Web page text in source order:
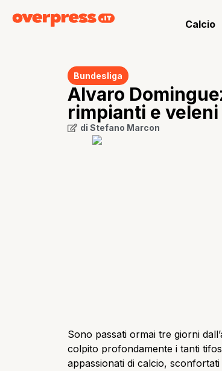
Calcio
Bundesliga
Alvaro
rimpianti e veleni
di Stefano Marcon
Sono passati ormai tre giorni
colpito profondamente i tanti
appassionati di calcio,